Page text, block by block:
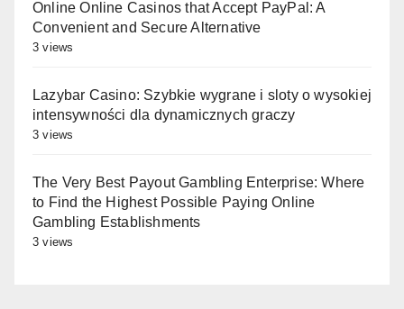
Online Online Casinos that Accept PayPal: A
Convenient and Secure Alternative
3 views
Lazybar Casino: Szybkie wygrane i sloty o wysokiej
intensywności dla dynamicznych graczy
3 views
The Very Best Payout Gambling Enterprise: Where
to Find the Highest Possible Paying Online
Gambling Establishments
3 views